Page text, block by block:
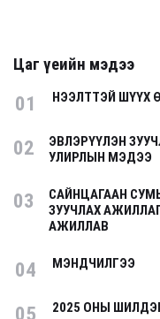
Цаг үеийн мэдээ
01 НЭЭЛТТЭЙ ШҮҮХ
02
ЭВЛЭРҮҮЛЭН
УЛИРЛЫН МЭДЭЭ
03
САЙНЦАГААН
ЗУУЧЛАХ
АЖИЛЛАВ
04 МЭНДЧИЛГЭЭ
05 2025 ОНЫ